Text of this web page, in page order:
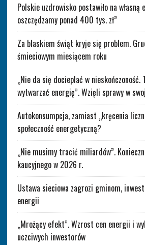
Polskie uzdrowisko postawiło na własną
oszczędzamy ponad 400 tys. zł”
Za blaskiem świąt kryje się problem.
śmieciowym miesiącem roku
„Nie da się docieplać w nieskończoność.
wytwarzać energię”. Wzięli sprawy w
Autokonsumpcja, zamiast „kręcenia
społeczność energetyczną?
„Nie musimy tracić miliardów”.
kaucyjnego w 2026 r.
Ustawa sieciowa zagrozi gminom,
energii
„Mrożący efekt”. Wzrost cen energii i
uczciwych inwestorów